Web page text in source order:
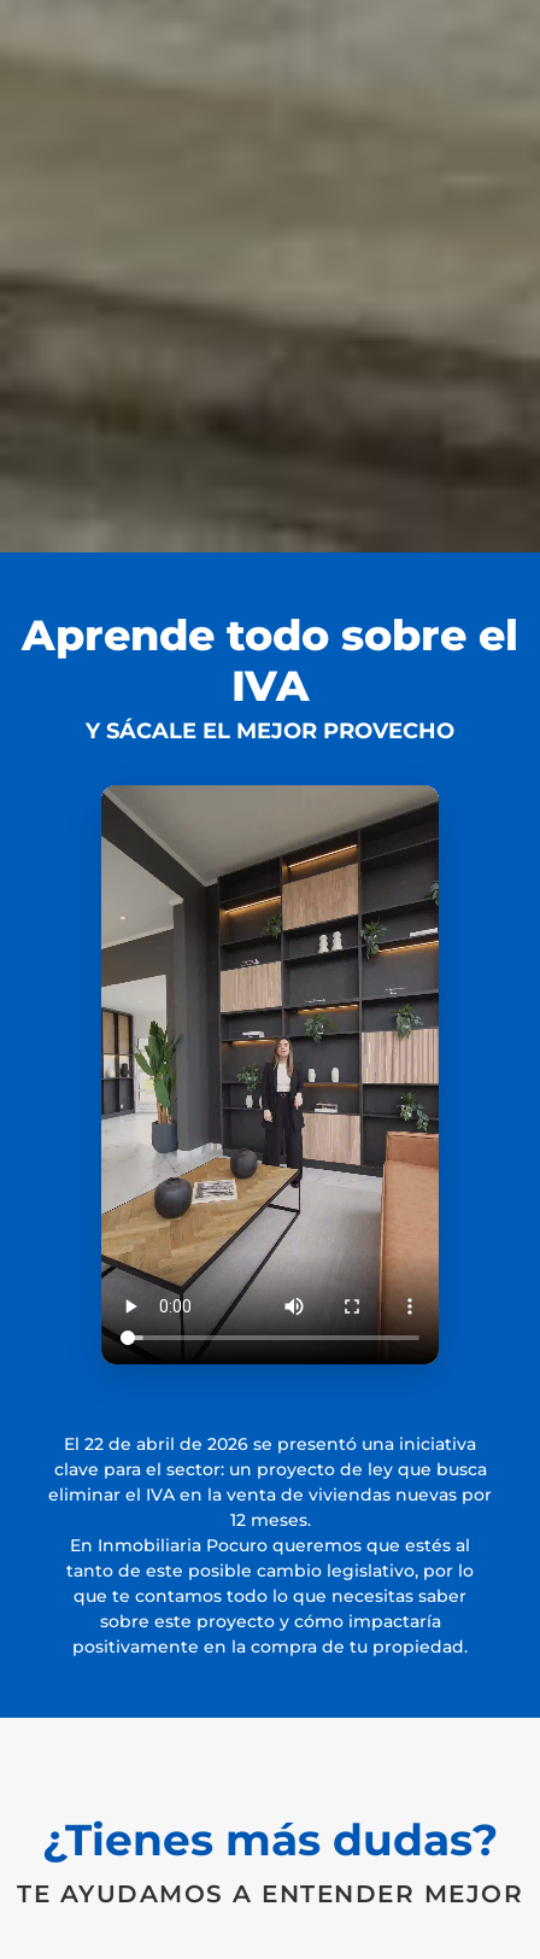
Aprende todo sobre el
IVA
Y SÁCALE EL MEJOR PROVECHO
El 22 de abril de 2026 se presentó una iniciativa
clave para el sector: un proyecto de ley que busca
eliminar el IVA en la venta de viviendas nuevas por
12 meses.
En Inmobiliaria Pocuro queremos que estés al
tanto de este posible cambio legislativo, por lo
que te contamos todo lo que necesitas saber
sobre este proyecto y cómo impactaría
positivamente en la compra de tu propiedad.
¿Tienes más dudas?
TE AYUDAMOS A ENTENDER MEJOR